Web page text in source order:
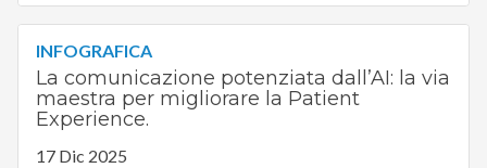
INFOGRAFICA
La comunicazione potenziata dall’AI: la via
maestra per migliorare la Patient
Experience.
17 Dic 2025